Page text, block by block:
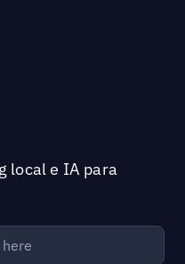
local e IA para